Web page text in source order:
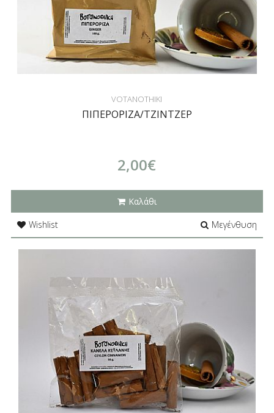
VOTANOTHIKI
ΠΙΠΕΡΟΡΙΖΑ/ΤΖΙΝΤΖΕΡ
2,00€
Καλάθι
Wishlist
Μεγένθυση